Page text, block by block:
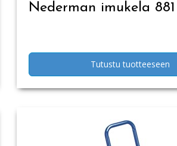
Nederman imukela 881
Tutustu tuotteeseen